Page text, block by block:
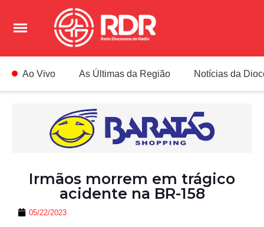
Ao Vivo As Últimas da Região Notícias da
Irmãos morrem em trágico
acidente na BR-158
05/22/2023